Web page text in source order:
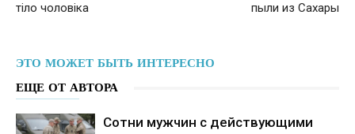
тіло чоловіка
пыли из Сахары
ЭТО МОЖЕТ БЫТЬ ИНТЕРЕСНО
ЕЩЕ ОТ АВТОРА
Сотни мужчин с действующими